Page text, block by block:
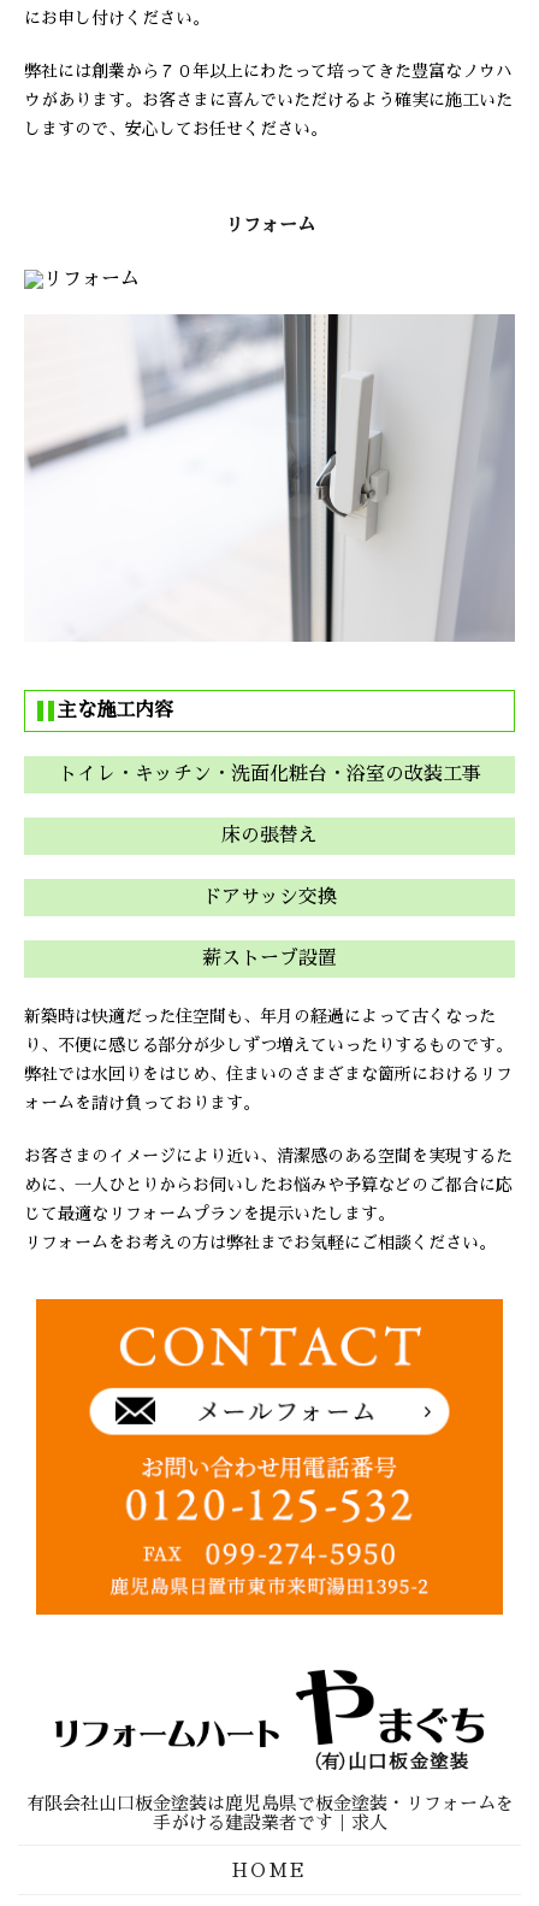
にお申し付けください。
弊社には創業から７０年以上にわたって培ってきた豊富なノウハ
ウがあります。お客さまに喜んでいただけるよう確実に施工いた
しますので、安心してお任せください。
リフォーム
主な施工内容
トイレ・キッチン・洗面化粧台・浴室の改装工事
床の張替え
ドアサッシ交換
薪ストーブ設置
新築時は快適だった住空間も、年月の経過によって古くなった
り、不便に感じる部分が少しずつ増えていったりするものです。
弊社では水回りをはじめ、住まいのさまざまな箇所におけるリフ
ォームを請け負っております。
お客さまのイメージにより近い、清潔感のある空間を実現するた
めに、一人ひとりからお伺いしたお悩みや予算などのご都合に応
じて最適なリフォームプランを提示いたします。
リフォームをお考えの方は弊社までお気軽にご相談ください。
有限会社山口板金塗装は鹿児島県で板金塗装・リフォームを
手がける建設業者です｜求人
HOME